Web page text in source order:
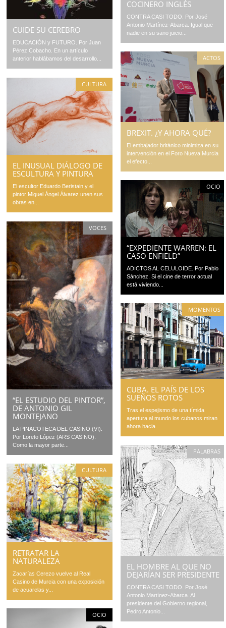
CUIDE SU CEREBRO
EDUCACIÓN y FUTURO. Por Juan
Pérez Cobacho. En un artículo
anterior hablábamos del desarrollo...
COCINERO INGLÉS
CONTRA CASI TODO. Por José
Antonio Martínez-Abarca. Igual que
nadie en su sano juicio...
ACTOS
BREXIT. ¿Y AHORA QUÉ?
El embajador británico minimiza en su
intervención en el Foro Nueva Murcia
el efecto...
CULTURA
EL INUSUAL DIÁLOGO DE
ESCULTURA Y PINTURA
El escultor Eduardo Beristain y el
pintor Miguel Ángel Álvarez unen sus
obras en...
OCIO
“EXPEDIENTE WARREN: EL
CASO ENFIELD”
ADICTOS AL CELULOIDE. Por Pablo
Sánchez. Si el cine de terror actual
está viviendo...
VOCES
“EL ESTUDIO DEL PINTOR”,
DE ANTONIO GIL
MONTEJANO
LA PINACOTECA DEL CASINO (VI).
Por Loreto López (ARS CASINO).
Como la mayor parte...
MOMENTOS
CUBA. EL PAÍS DE LOS
SUEÑOS ROTOS
Tras el espejismo de una tímida
apertura al mundo los cubanos miran
ahora hacia...
PALABRAS
EL HOMBRE AL QUE NO
DEJARÍAN SER PRESIDENTE
CONTRA CASI TODO. Por José
Antonio Martínez-Abarca. Al
presidente del Gobierno regional,
Pedro Antonio...
CULTURA
RETRATAR LA
NATURALEZA
Zacarías Cerezo vuelve al Real
Casino de Murcia con una exposición
de acuarelas y...
OCIO